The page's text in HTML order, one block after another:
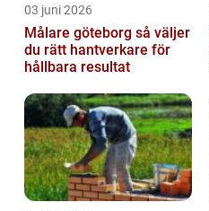
03 juni 2026
Målare göteborg så väljer
du rätt hantverkare för
hållbara resultat